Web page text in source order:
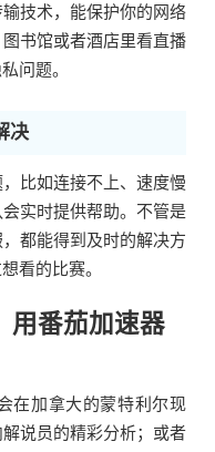
技术，能保护你的网络
书馆或者酒店里看直播
问题。
决
比如连接不上、速度慢
实时提供帮助。不管是
都能得到及时的解决方
看的比赛。
用番茄加速器
在加拿大的蒙特利尔现
说员的精彩分析；或者